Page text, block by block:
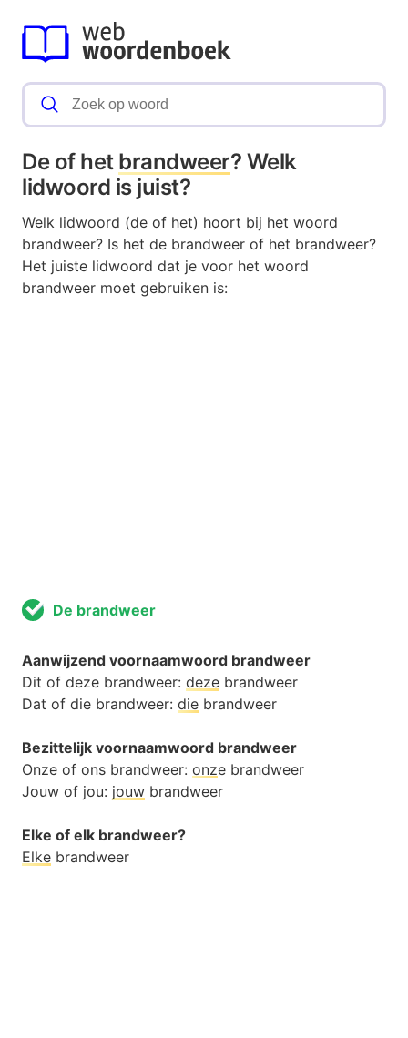
De of het brandweer? Welk
lidwoord is juist?
Welk lidwoord (de of het) hoort bij het woord
brandweer? Is het de brandweer of het brandweer?
Het juiste lidwoord dat je voor het woord
brandweer moet gebruiken is:
De brandweer
Aanwijzend voornaamwoord brandweer
Dit of deze brandweer: deze brandweer
Dat of die brandweer: die brandweer
Bezittelijk voornaamwoord brandweer
Onze of ons brandweer: onze brandweer
Jouw of jou: jouw brandweer
Elke of elk brandweer?
Elke brandweer